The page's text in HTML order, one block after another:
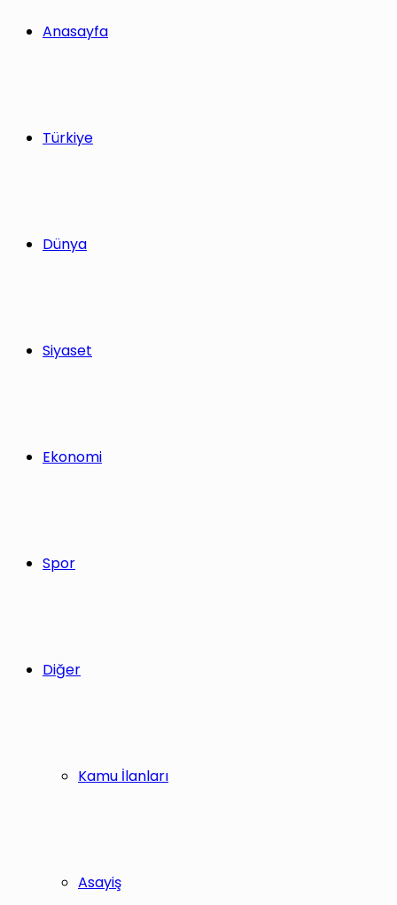
Anasayfa
Türkiye
Dünya
Siyaset
Ekonomi
Spor
Diğer
Kamu İlanları
Asayiş